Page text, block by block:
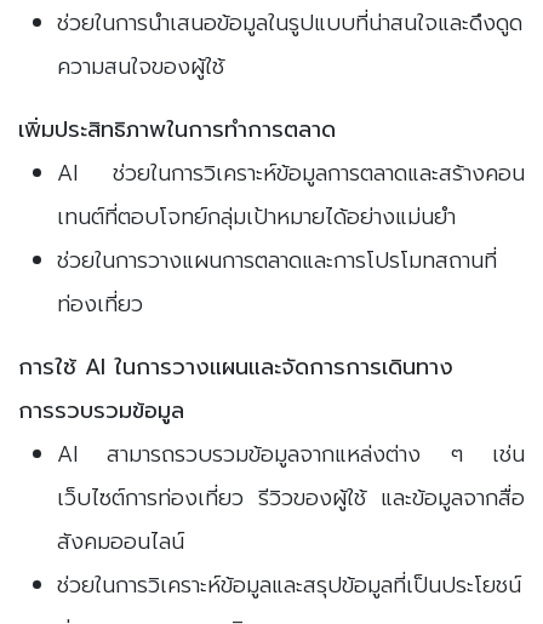
ช่วยในการนำเสนอข้อมูลในรูปแบบที่น่าสนใจและดึงดูด
ความสนใจของผู้ใช้
เพิ่มประสิทธิภาพในการทำการตลาด
AI ช่วยในการวิเคราะห์ข้อมูลการตลาดและสร้างคอน
เทนต์ที่ตอบโจทย์กลุ่มเป้าหมายได้อย่างแม่นยำ
ช่วยในการวางแผนการตลาดและการโปรโมทสถานที่
ท่องเที่ยว
การใช้ AI ในการวางแผนและจัดการการเดินทาง
การรวบรวมข้อมูล
AI สามารถรวบรวมข้อมูลจากแหล่งต่าง ๆ เช่น
เว็บไซต์การท่องเที่ยว รีวิวของผู้ใช้ และข้อมูลจากสื่อ
สังคมออนไลน์
ช่วยในการวิเคราะห์ข้อมูลและสรุปข้อมูลที่เป็นประโยชน์